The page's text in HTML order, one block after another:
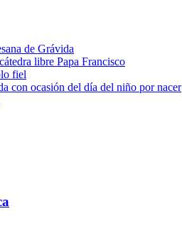
de Grávida
libre Papa Francisco
fiel
con ocasión del día del niño por nacer